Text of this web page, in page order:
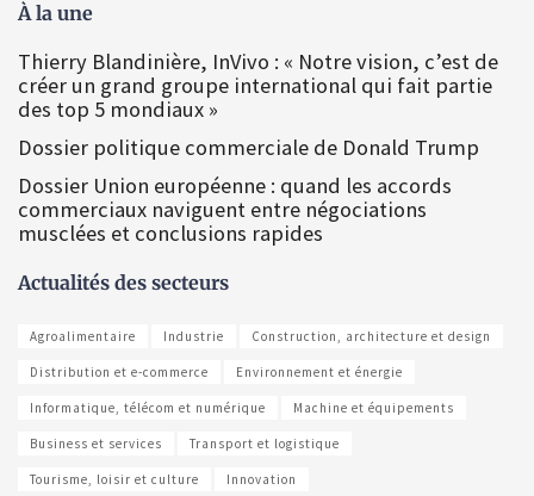
À la une
Thierry Blandinière, InVivo : « Notre vision, c’est de
créer un grand groupe international qui fait partie
des top 5 mondiaux »
Dossier politique commerciale de Donald Trump
Dossier Union européenne : quand les accords
commerciaux naviguent entre négociations
musclées et conclusions rapides
Actualités des secteurs
Agroalimentaire Industrie Construction, architecture et design
Distribution et e-commerce Environnement et énergie
Informatique, télécom et numérique Machine et équipements
Business et services Transport et logistique
Tourisme, loisir et culture Innovation